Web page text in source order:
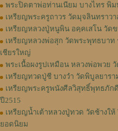
พระปิดตาพ่อท่านเนียม บางไทร พิ
เหรียญพระครูถาวร วัดมุจลินทราว
เหรียญหลวงปู่หนูพิน อคฺคเสโน วัด
เหรียญหลวงพ่อสุก วัดพระพุทธบาท
เชียรใหญ่
พระเนื้อผงรูปเหมือน หลวงพ่อพวย
เหรียญทวดปู่ชี บางวำ วัดพิบูลยาร
เหรียญพระครูพนังศีลวิสุทธิ์พุทธภัก
ปี2515
เหรียญน้ำเต้าหลวงปู่ทวด วัดช้างใ
ยอดนิยม